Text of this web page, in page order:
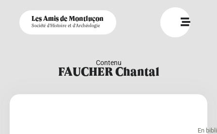
Les Amis de Montluçon
Société d'Histoire et d'Archéologie
Contenu
FAUCHER Chantal
En